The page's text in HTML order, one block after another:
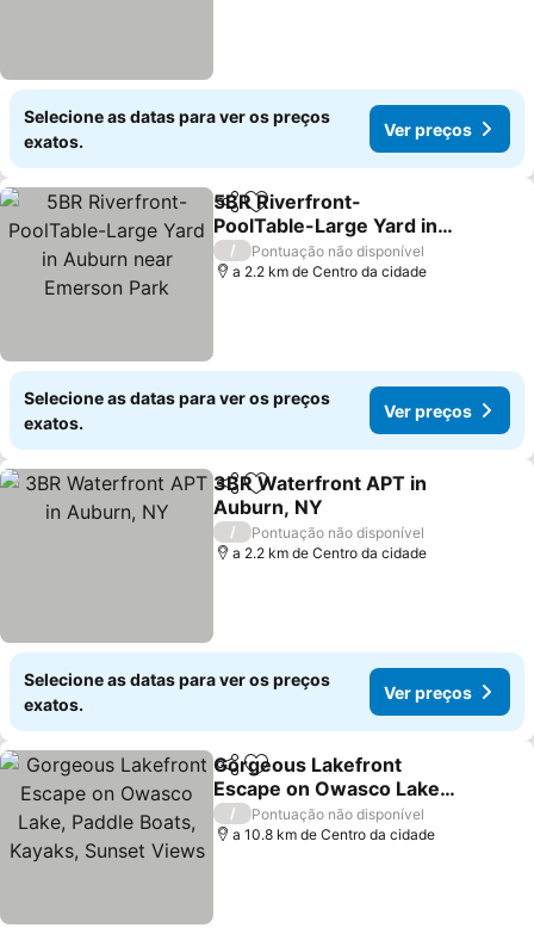
Selecione as datas para ver os preços
exatos.
Ver preços
PartilharAdicionar aos favoritos
5BR Riverfront-
PoolTable-Large Yard in
Auburn near Emerson
Park
Ver preços
/
Pontuação não disponível
a 2.2 km de Centro da cidade
Selecione as datas para ver os preços
exatos.
Ver preços
PartilharAdicionar aos favoritos
3BR Waterfront APT in
Auburn, NY
Ver preços
/
Pontuação não disponível
a 2.2 km de Centro da cidade
Selecione as datas para ver os preços
exatos.
Ver preços
PartilharAdicionar aos favoritos
Gorgeous Lakefront
Escape on Owasco Lake,
Paddle Boats, Kayaks,
Sunset Views
Ver preços
/
Pontuação não disponível
a 10.8 km de Centro da cidade